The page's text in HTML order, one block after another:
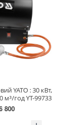
YATO : 30 кВт,
м³/год YT-99733
800